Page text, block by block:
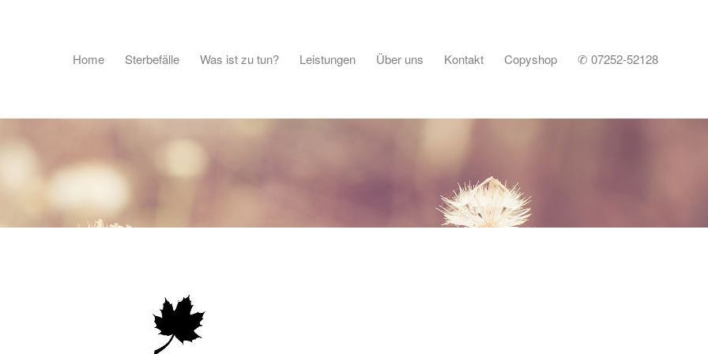
Home Sterbefälle Was ist zu tun? Leistungen Über uns Kontakt Copyshop ✆ 07252-52128